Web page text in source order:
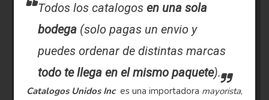
Todos los catalogosen una sola
bodega (solo pagas un envio y
puedes ordenar de distintas marcas
todo te llega en el mismo paquete).
Catalogos Unidos Inc es una importadora mayorista,